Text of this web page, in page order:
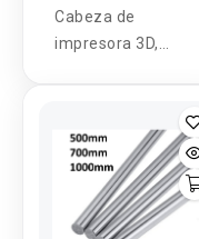
Cabeza de
impresora 3D,
con Alimentación,
Diámetro de
entrada 1.75mm